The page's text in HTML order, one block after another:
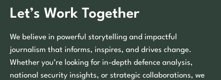
Let’s Work Together
We believe in powerful storytelling and impactful
journalism that informs, inspires, and drives change.
Whether you’re looking for in-depth defence analysis,
national security insights, or strategic collaborations, we